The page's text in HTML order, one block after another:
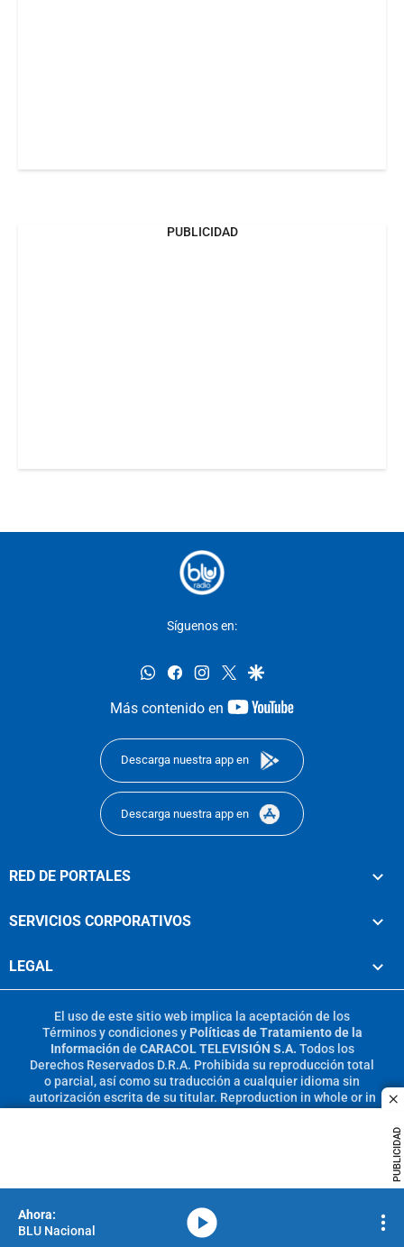
PUBLICIDAD
PUBLICIDAD
Síguenos en:
whatsappfacebookinstagram
twittergoogle
Más contenido en
youtube-
Descarga nuestra app en
Descarga nuestra app en
RED DE PORTALES
SERVICIOS CORPORATIVOS
LEGAL
El uso de este sitio web implica la aceptación de los
Términos y condicionesy Políticas de Tratamiento de la
Información de CARACOL TELEVISIÓN S.A. Todos los
Derechos Reservados D.R.A. Prohibida su reproducción total
o parcial, así como su traducción a cualquier idioma sin
autorización escrita de su titular. Reproduction in whole or in
BLU Nacional